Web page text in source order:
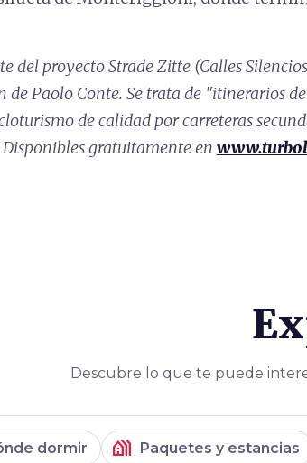
del proyecto Strade Zitte (Calles
de Paolo Conte. Se trata de "itinerarios de
de calidad por carreteras
gratuitamente en
Descubre lo que te puede
dormir holiday_village Paquetes y estancias